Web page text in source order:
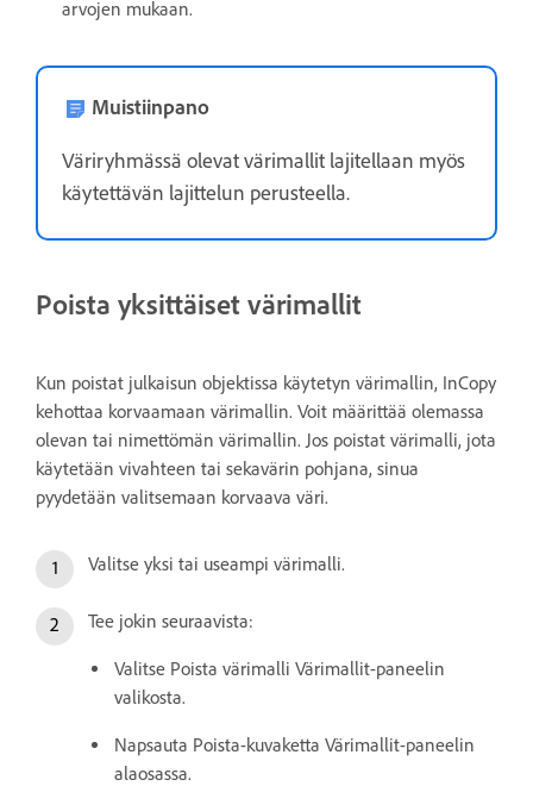
arvojen mukaan.
Muistiinpano
Väriryhmässä olevat värimallit lajitellaan myös
käytettävän lajittelun perusteella.
Poista yksittäiset värimallit
Kun poistat julkaisun objektissa käytetyn värimallin, InCopy
kehottaa korvaamaan värimallin. Voit määrittää olemassa
olevan tai nimettömän värimallin. Jos poistat värimalli, jota
käytetään vivahteen tai sekavärin pohjana, sinua
pyydetään valitsemaan korvaava väri.
Valitse yksi tai useampi värimalli.
Tee jokin seuraavista:
Valitse Poista värimalli Värimallit-paneelin
valikosta.
Napsauta Poista-kuvaketta Värimallit-paneelin
alaosassa.